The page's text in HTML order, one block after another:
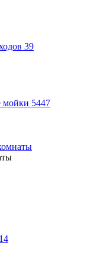
39
мойки 5447
14